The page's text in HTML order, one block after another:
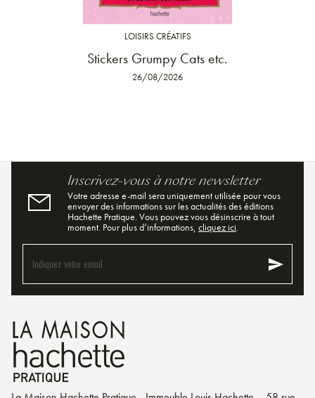
LOISIRS CRÉATIFS
Stickers Grumpy Cats etc.
26/08/2026
Inscrivez-vous à notre newsletter
Votre adresse e-mail sera uniquement utilisée pour vous
envoyer des informations sur les actualités des éditions
Hachette Pratique. Vous pouvez vous désinscrire à tout
moment. Pour plus d’informations, cliquez ici.
Indiquez votre email send